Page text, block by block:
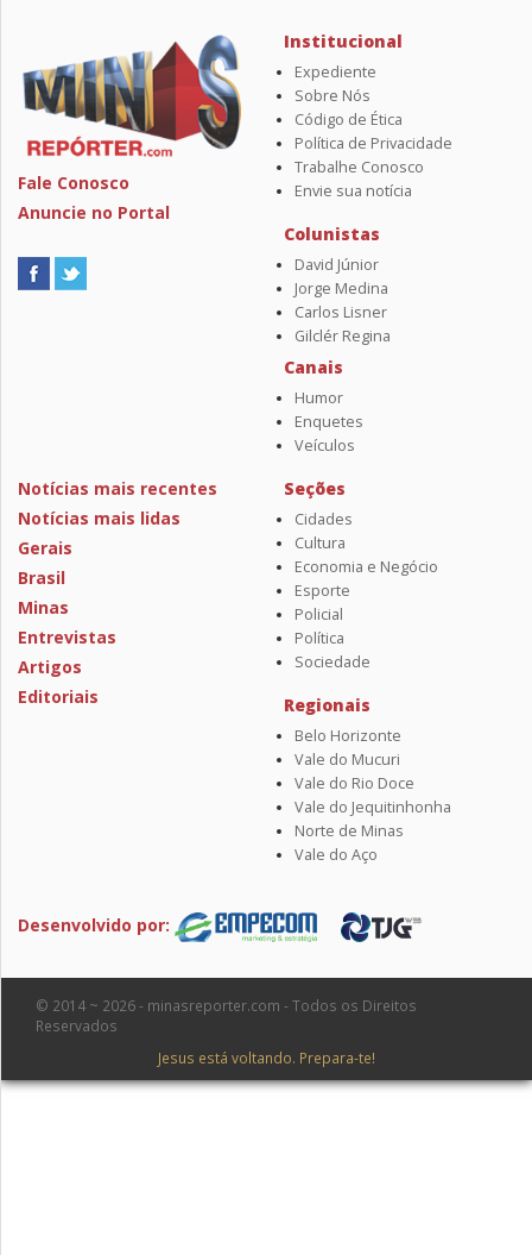
Fale Conosco
Anuncie no Portal
Institucional
Expediente
Sobre Nós
Código de Ética
Política de Privacidade
Trabalhe Conosco
Envie sua notícia
Colunistas
David Júnior
Jorge Medina
Carlos Lisner
Gilclér Regina
Canais
Humor
Enquetes
Veículos
Notícias mais recentes
Notícias mais lidas
Gerais
Brasil
Minas
Entrevistas
Artigos
Editoriais
Seções
Cidades
Cultura
Economia e Negócio
Esporte
Policial
Política
Sociedade
Regionais
Belo Horizonte
Vale do Mucuri
Vale do Rio Doce
Vale do Jequitinhonha
Norte de Minas
Vale do Aço
Desenvolvido por:
© 2014 ~ 2026 - minasreporter.com - Todos os Direitos
Reservados
Jesus está voltando. Prepara-te!